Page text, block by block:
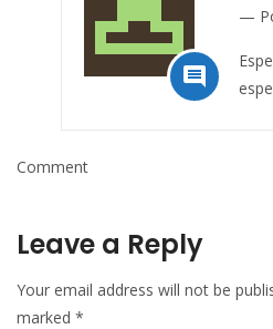

Comment
Leave a Reply
Your email address will not be
marked *